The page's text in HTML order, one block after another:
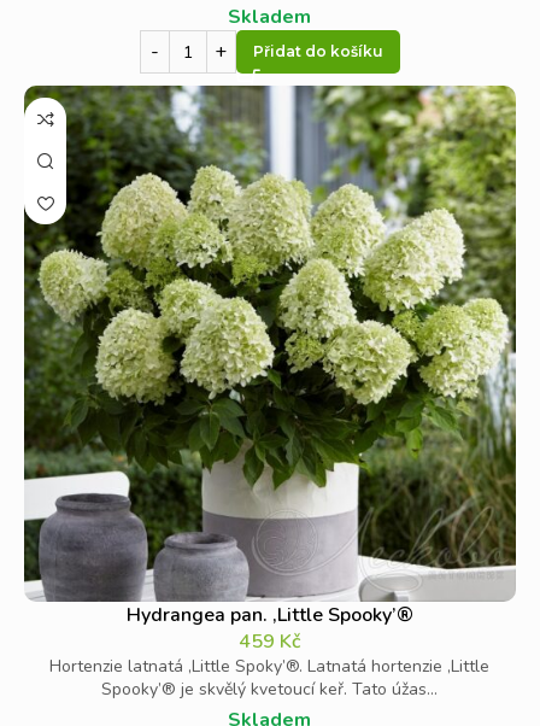
Skladem
Přidat do košíku
Hydrangea pan. ‚Little Spooky’®
459 Kč
Hortenzie latnatá ‚Little Spoky’®. Latnatá hortenzie ‚Little
Spooky’® je skvělý kvetoucí keř. Tato úžas...
Skladem